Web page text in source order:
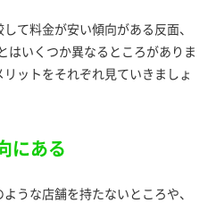
て料金が安い傾向がある反面、
はいくつか異なるところがありま
ットをそれぞれ見ていきましょ
にある
うな店舗を持たないところや、